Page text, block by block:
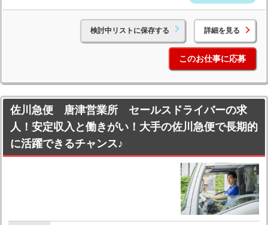
検討中リストに保存する 詳細を見る
このお仕事に応募
佐川急便 唐津営業所 セールスドライバーの求
人！安定収入と働きがい！大手の佐川急便で長期的
に活躍できるチャンス♪